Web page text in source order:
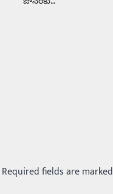
Required fields are marked